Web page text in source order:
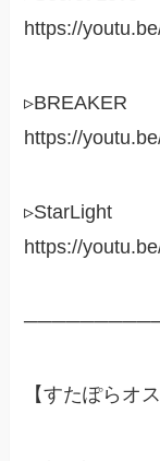
https://
▹BREAKER
https://
▹StarLight
https://
【すたぽらオ